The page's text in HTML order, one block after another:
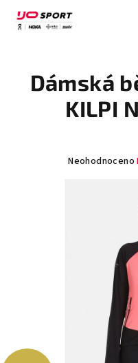
obsah
Dámská
KILPI
Průměrné
Neohodnoceno